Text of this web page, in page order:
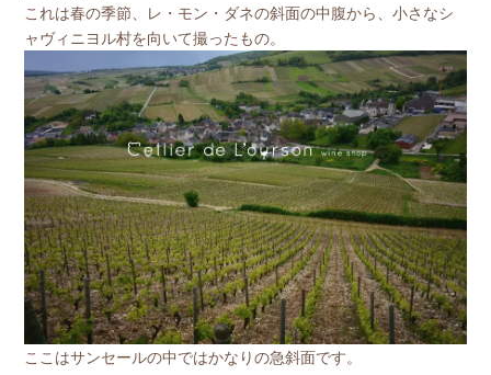
これは春の季節、レ・モン・ダネの斜面の中腹から、小さなシ
ャヴィニヨル村を向いて撮ったもの。
ここはサンセールの中ではかなりの急斜面です。